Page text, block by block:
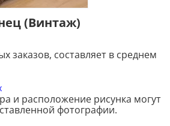
(Винтаж)
заказов, составляет в среднем
и расположение рисунка могут
фотографии.